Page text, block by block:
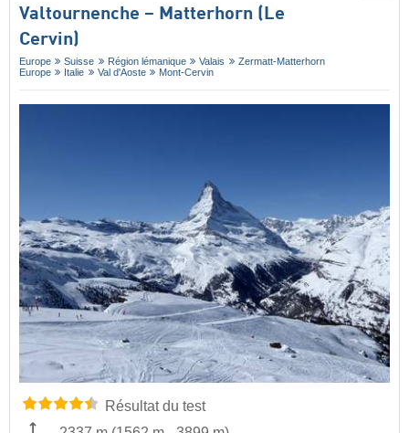
Valtournenche – Matterhorn (Le
Cervin)
Europe Suisse Région lémanique Valais
Zermatt-Matterhorn
Europe
Italie Val d'Aoste Mont-Cervin
Résultat du test